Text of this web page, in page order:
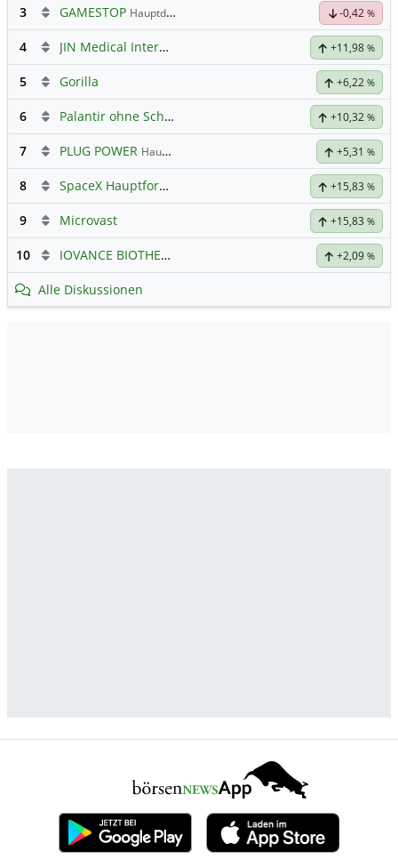
3 GAMESTOP Hauptdiskussion -0,42 %
4 JIN Medical International +11,98 %
5 Gorilla +6,22 %
6 Palantir ohne Schnickschnack +10,32 %
7 PLUG POWER Hauptdiskussion +5,31 %
8 SpaceX Hauptforum +15,83 %
9 Microvast +15,83 %
10 IOVANCE BIOTHERAP.DL-,001 +2,09 %
Alle Diskussionen